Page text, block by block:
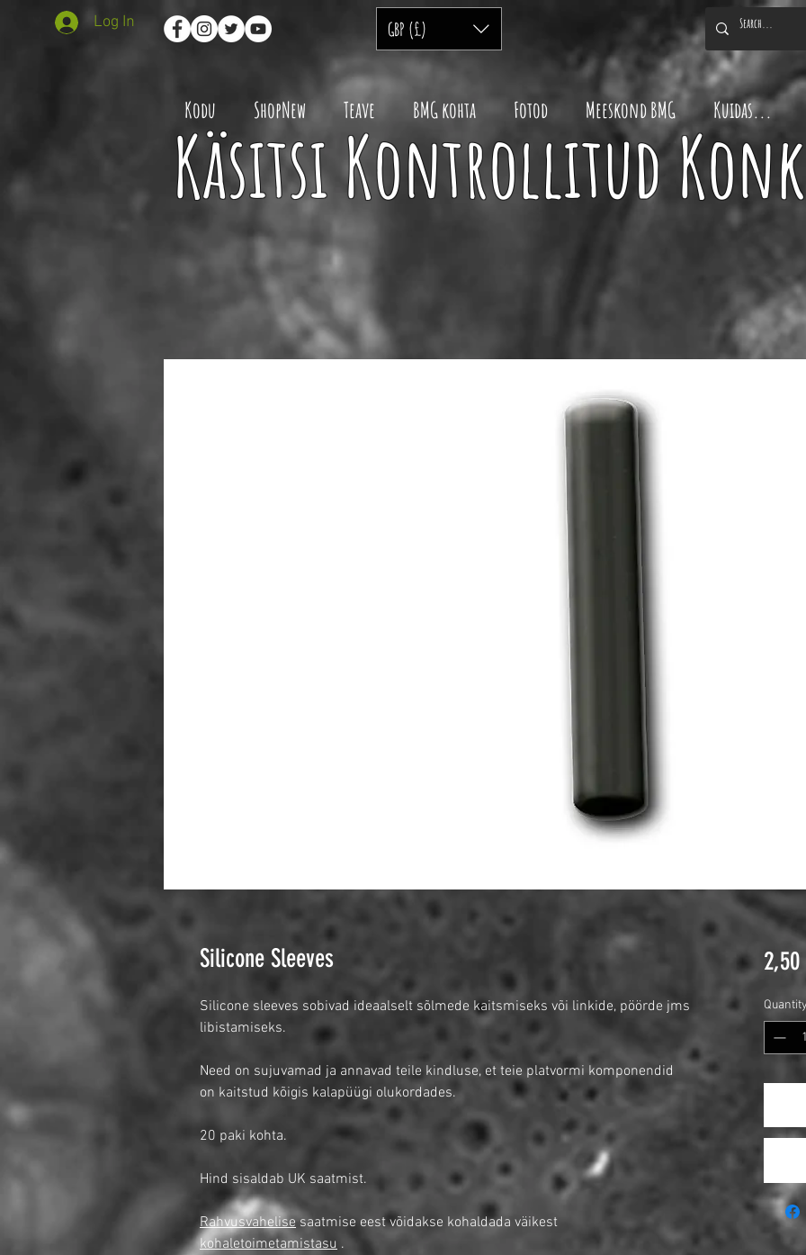
Log In
Kodu ShopNew Teave BMG kohta Fotod Meeskond BMG Kuidas...
GBP (£)
Käsitsi Kontrollitud
Silicone Sleeves
Silicone sleeves sobivad ideaalselt sõlmede kaitsmiseks või linkide, pöörde jms
libistamiseks.
Need on sujuvamad ja annavad teile kindluse, et teie platvormi komponendid
on kaitstud kõigis kalapüügi olukordades.
20 paki kohta.
Hind sisaldab UK saatmist.
Rahvusvahelisesaatmise eest võidakse kohaldada väikest
kohaletoimetamistasu .
2,50